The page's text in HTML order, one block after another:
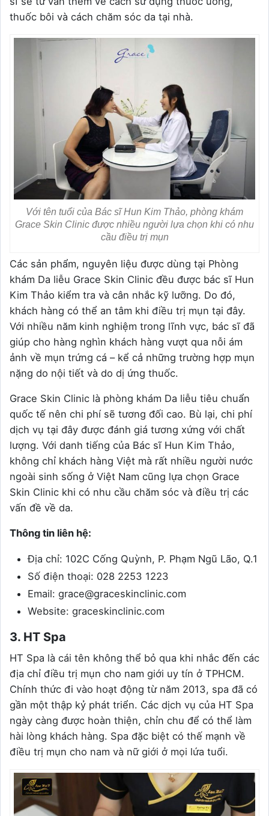
thuốc bôi và cách chăm sóc da tại nhà.
Với tên tuổi của Bác sĩ Hun Kim Thảo, phòng khám
Grace Skin Clinic được nhiều người lựa chọn khi có nhu
cầu điều trị mụn
Các sản phẩm, nguyên liệu được dùng tại Phòng
khám Da liễu Grace Skin Clinic đều được bác sĩ Hun
Kim Thảo kiểm tra và cân nhắc kỹ lưỡng. Do đó,
khách hàng có thể an tâm khi điều trị mụn tại đây.
Với nhiều năm kinh nghiệm trong lĩnh vực, bác sĩ đã
giúp cho hàng nghìn khách hàng vượt qua nỗi ám
ảnh về mụn trứng cá – kể cả những trường hợp mụn
nặng do nội tiết và do dị ứng thuốc.
Grace Skin Clinic là phòng khám Da liễu tiêu chuẩn
quốc tế nên chi phí sẽ tương đối cao. Bù lại, chi phí
dịch vụ tại đây được đánh giá tương xứng với chất
lượng. Với danh tiếng của Bác sĩ Hun Kim Thảo,
không chỉ khách hàng Việt mà rất nhiều người nước
ngoài sinh sống ở Việt Nam cũng lựa chọn Grace
Skin Clinic khi có nhu cầu chăm sóc và điều trị các
vấn đề về da.
Thông tin liên hệ:
Địa chỉ: 102C Cống Quỳnh, P. Phạm Ngũ Lão, Q.1
Số điện thoại: 028 2253 1223
Email: grace@graceskinclinic.com
Website: graceskinclinic.com
3. HT Spa
HT Spa là cái tên không thể bỏ qua khi nhắc đến các
địa chỉ điều trị mụn cho nam giới uy tín ở TPHCM.
Chính thức đi vào hoạt động từ năm 2013, spa đã có
gần một thập kỷ phát triển. Các dịch vụ của HT Spa
ngày càng được hoàn thiện, chỉn chu để có thể làm
hài lòng khách hàng. Spa đặc biệt có thế mạnh về
điều trị mụn cho nam và nữ giới ở mọi lứa tuổi.